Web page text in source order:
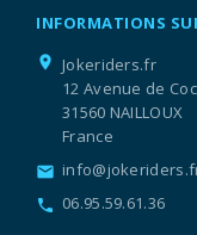
INFORMATIONS
location_on
Jokeriders.fr
12 Avenue de
31560 NAILLOUX
France
email
call 06.95.59.61.36